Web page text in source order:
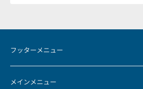
フッターメニュー
お支払方法について
返品・返金ポリシー
メインメニュー